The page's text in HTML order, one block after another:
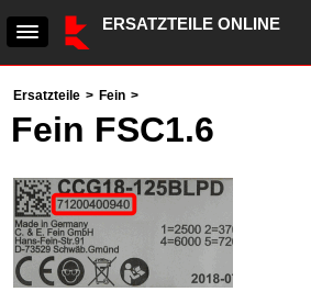
ERSATZTEILE ONLINE
Ersatzteile > Fein >
Fein FSC1.6